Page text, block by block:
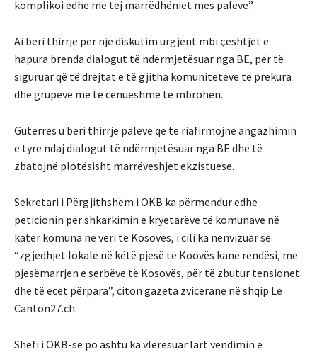
komplikoi edhe më tej marrëdhëniet mes palëve”.
Ai bëri thirrje për një diskutim urgjent mbi çështjet e
hapura brenda dialogut të ndërmjetësuar nga BE, për të
siguruar që të drejtat e të gjitha komuniteteve të prekura
dhe grupeve më të cenueshme të mbrohen.
Guterres u bëri thirrje palëve që të riafirmojnë angazhimin
e tyre ndaj dialogut të ndërmjetësuar nga BE dhe të
zbatojnë plotësisht marrëveshjet ekzistuese.
Sekretari i Përgjithshëm i OKB ka përmendur edhe
peticionin për shkarkimin e kryetarëve të komunave në
katër komuna në veri të Kosovës, i cili ka nënvizuar se
“zgjedhjet lokale në këtë pjesë të Koovës kanë rëndësi, me
pjesëmarrjen e serbëve të Kosovës, për të zbutur tensionet
dhe të ecet përpara”, citon gazeta zvicerane në shqip Le
Canton27.ch.
Shefi i OKB-së po ashtu ka vlerësuar lart vendimin e